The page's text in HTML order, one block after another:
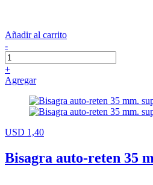
Añadir al carrito
-
+
Agregar
USD 1,40
Bisagra auto-reten 35